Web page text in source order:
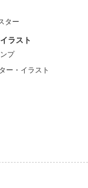
ター
ラスト
プ
ー・イラスト